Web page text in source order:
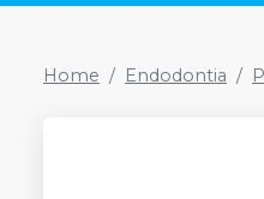
Home Endodontia